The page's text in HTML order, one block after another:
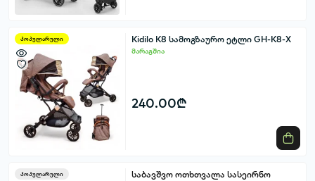
პოპულარული Kidilo K8 სამოგზაურო ეტლი GH-K8-X
მარაგშია
240.00₾
პოპულარული
საბავშვო ოთხთვალა სასეირნო